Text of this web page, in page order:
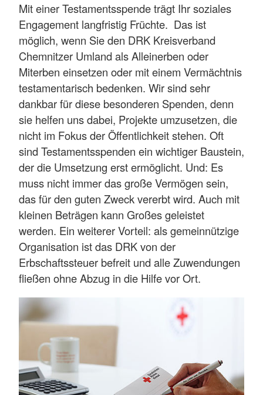
Mit einer Testamentsspende trägt Ihr soziales
Engagement langfristig Früchte. Das ist
möglich, wenn Sie den DRK Kreisverband
Chemnitzer Umland als Alleinerben oder
Miterben einsetzen oder mit einem Vermächtnis
testamentarisch bedenken. Wir sind sehr
dankbar für diese besonderen Spenden, denn
sie helfen uns dabei, Projekte umzusetzen, die
nicht im Fokus der Öffentlichkeit stehen. Oft
sind Testamentsspenden ein wichtiger Baustein,
der die Umsetzung erst ermöglicht. Und: Es
muss nicht immer das große Vermögen sein,
das für den guten Zweck vererbt wird. Auch mit
kleinen Beträgen kann Großes geleistet
werden. Ein weiterer Vorteil: als gemeinnützige
Organisation ist das DRK von der
Erbschaftssteuer befreit und alle Zuwendungen
fließen ohne Abzug in die Hilfe vor Ort.